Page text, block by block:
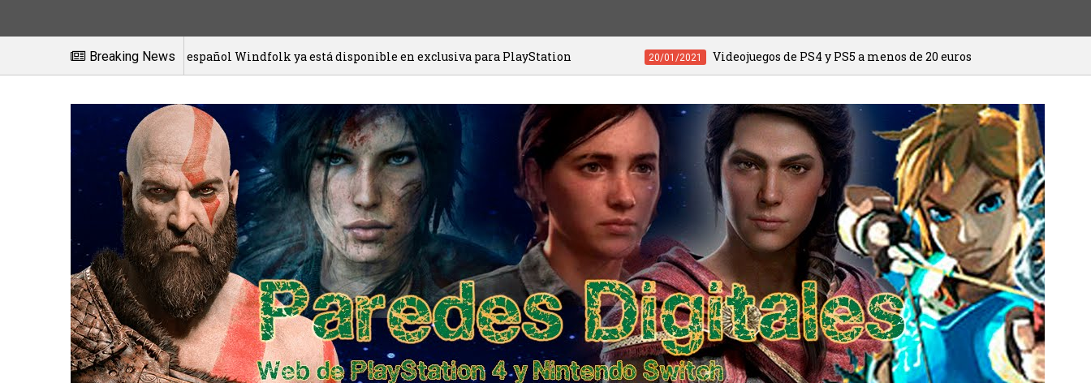
Breaking News
El juego español Windfolk ya está disponible en exclusiva para PlayStation 20/01/2021 Videojuegos de PS4 y PS5 a menos de 20 euros 20/01/2021